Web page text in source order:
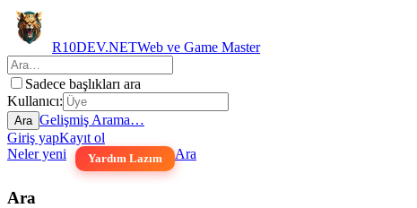
R10DEV.NETWeb ve Game Master
Sadece başlıkları ara
Kullanıcı:
Ara Gelişmiş Arama…
Giriş yapKayıt ol
Neler yeni
Yardım Lazım Ara
Ara